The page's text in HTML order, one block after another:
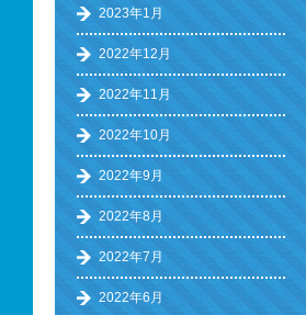
2023年1月
2022年12月
2022年11月
2022年10月
2022年9月
2022年8月
2022年7月
2022年6月